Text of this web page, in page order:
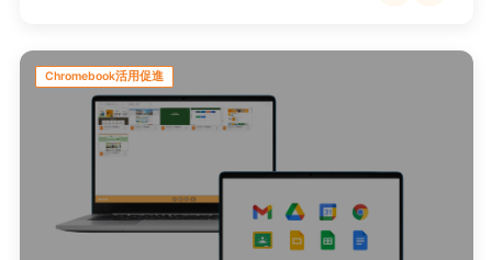
Chromebook活用促進